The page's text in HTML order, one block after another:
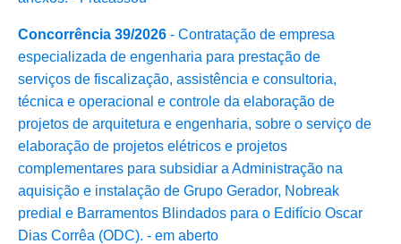
Concorrência 39/2026 - Contratação de empresa
especializada de engenharia para prestação de
serviços de fiscalização, assistência e consultoria,
técnica e operacional e controle da elaboração de
projetos de arquitetura e engenharia, sobre o serviço de
elaboração de projetos elétricos e projetos
complementares para subsidiar a Administração na
aquisição e instalação de Grupo Gerador, Nobreak
predial e Barramentos Blindados para o Edifício Oscar
Dias Corrêa (ODC). - em aberto